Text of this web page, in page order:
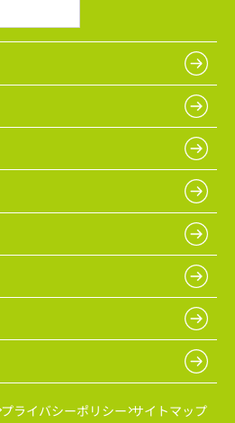
プライバシーポリシー サイトマップ